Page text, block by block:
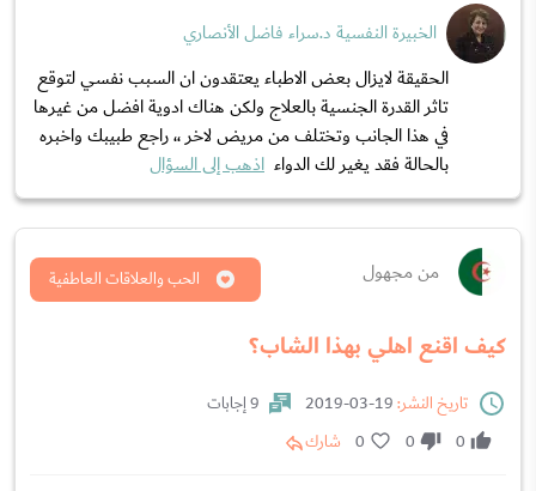
الخبيرة النفسية د.سراء فاضل الأنصاري
الحقيقة لايزال بعض الاطباء يعتقدون ان السبب نفسي لتوقع
تاثر القدرة الجنسية بالعلاج ولكن هناك ادوية افضل من غيرها
في هذا الجانب وتختلف من مريض لاخر ،، راجع طبيبك واخبره
بالحالة فقد يغير لك الدواء اذهب إلى السؤال
من مجهول
كيف اقنع اهلي بهذا الشاب؟
الحب والعلاقات العاطفية
تاريخ النشر:
9 إجابات
0
0
0 شارك